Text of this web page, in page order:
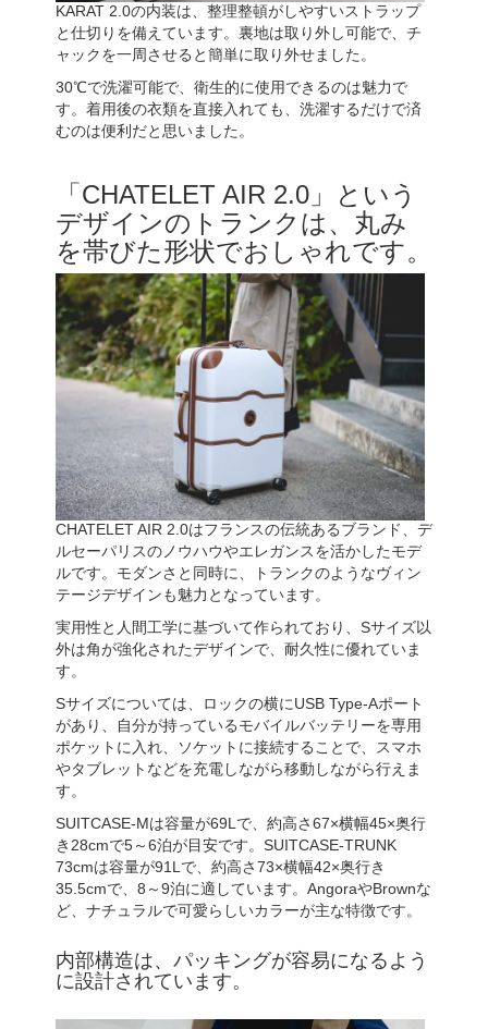
KARAT 2.0の内装は、整理整頓がしやすいストラップ
と仕切りを備えています。裏地は取り外し可能で、チ
ャックを一周させると簡単に取り外せました。
30℃で洗濯可能で、衛生的に使用できるのは魅力で
す。着用後の衣類を直接入れても、洗濯するだけで済
むのは便利だと思いました。
「CHATELET AIR 2.0」という
デザインのトランクは、丸み
を帯びた形状でおしゃれです。
CHATELET AIR 2.0はフランスの伝統あるブランド、デ
ルセーパリスのノウハウやエレガンスを活かしたモデ
ルです。モダンさと同時に、トランクのようなヴィン
テージデザインも魅力となっています。
実用性と人間工学に基づいて作られており、Sサイズ以
外は角が強化されたデザインで、耐久性に優れていま
す。
Sサイズについては、ロックの横にUSB Type-Aポート
があり、自分が持っているモバイルバッテリーを専用
ポケットに入れ、ソケットに接続することで、スマホ
やタブレットなどを充電しながら移動しながら行えま
す。
SUITCASE-Mは容量が69Lで、約高さ67×横幅45×奥行
き28cmで5～6泊が目安です。SUITCASE-TRUNK
73cmは容量が91Lで、約高さ73×横幅42×奥行き
35.5cmで、8～9泊に適しています。AngoraやBrownな
ど、ナチュラルで可愛らしいカラーが主な特徴です。
内部構造は、パッキングが容易になるよう
に設計されています。